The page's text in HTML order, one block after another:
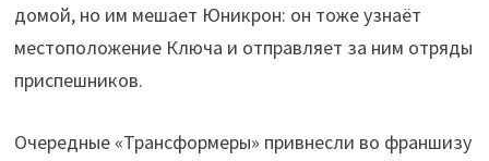
домой, но им мешает Юникрон: он тоже узнаёт
местоположение Ключа и отправляет за ним отряды
приспешников.
Очередные «Трансформеры» привнесли во франшизу